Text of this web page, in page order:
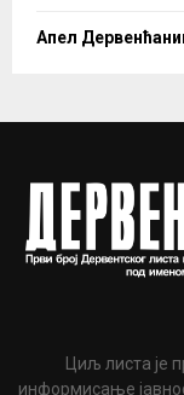
Апел
Циљ листа је
информисање